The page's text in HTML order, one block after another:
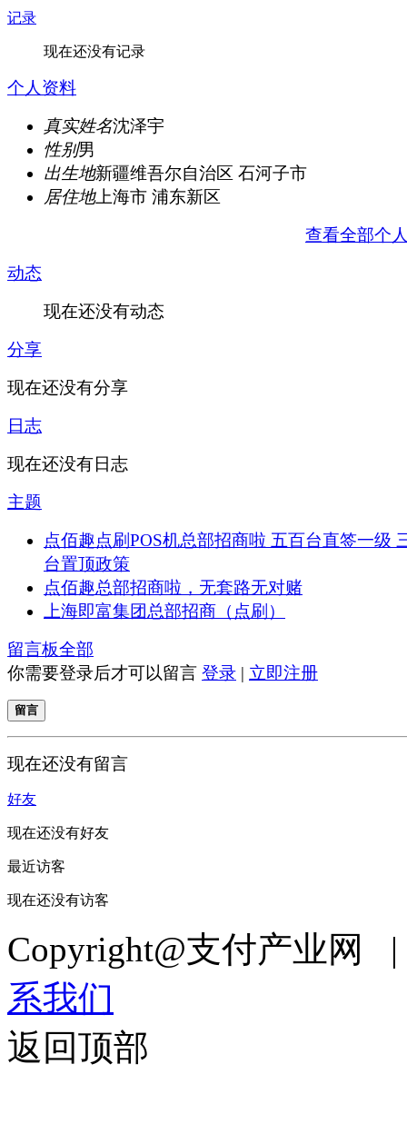
记录
现在还没有记录
个人资料
真实姓名沈泽宇
性别男
出生地新疆维吾尔自治区 石河子市
居住地上海市 浦东新区
查看全部个
动态
现在还没有动态
分享
现在还没有分享
日志
现在还没有日志
主题
点佰趣点刷POS机总部招商啦 五百台直签一级
台置顶政策
点佰趣总部招商啦，无套路无对赌
上海即富集团总部招商（点刷）
留言板全部
你需要登录后才可以留言 登录 | 立即注册
留言
现在还没有留言
好友
现在还没有好友
最近访客
现在还没有访客
Copyright@支付产业
系我们
返回顶部